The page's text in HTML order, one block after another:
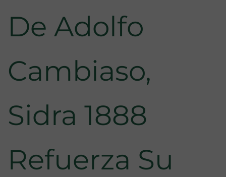
De Adolfo
Cambiaso,
Sidra 1888
Refuerza Su